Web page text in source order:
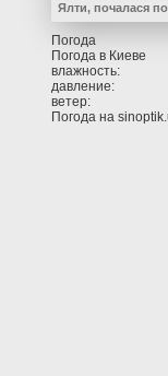
Ялти, почалася
Погода
Погода в Киеве
влажность:
давление:
ветер:
Погода на